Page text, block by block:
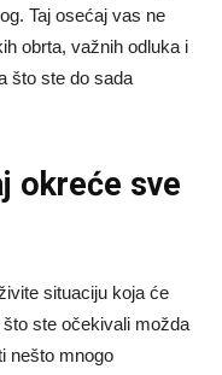
Taj osećaj vas ne
obrta, važnih odluka i
što ste do sada
okreće sve
situaciju koja će
ste očekivali možda
nešto mnogo